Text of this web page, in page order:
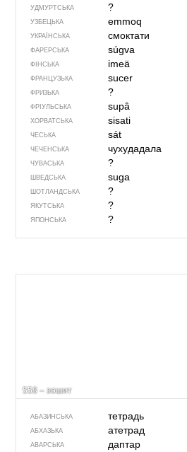
УДМУРТСЬКА ?
УЗБЕЦЬКА emmoq
УКРАЇНСЬКА смоктати
ФАРЕРСЬКА súgva
ФІНСЬКА imeä
ФРАНЦУЗЬКА sucer
ФРИЗЬКА ?
ФРІУЛЬСЬКА supâ
ХОРВАТСЬКА sisati
ЧЕСЬКА sát
ЧЕЧЕНСЬКА чухудадала
ЧУВАСЬКА ?
ШВЕДСЬКА suga
ШОТЛАНДСЬКА ?
ЯКУТСЬКА ?
ЯПОНСЬКА ?
558 – зошит
АБАЗИНСЬКА тетрадь
АБХАЗЬКА атетрад
АВАРСЬКА даптар